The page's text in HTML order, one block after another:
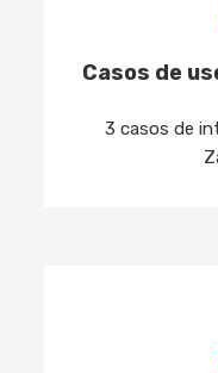
Casos de
3 casos de